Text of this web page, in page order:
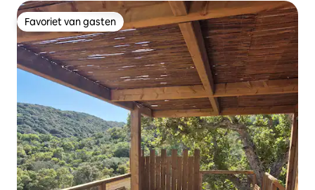
Favoriet van gasten
Favoriet van gasten